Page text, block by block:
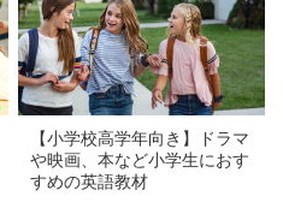
【小学校高学年向き】ドラマ
や映画、本など小学生におす
すめの英語教材